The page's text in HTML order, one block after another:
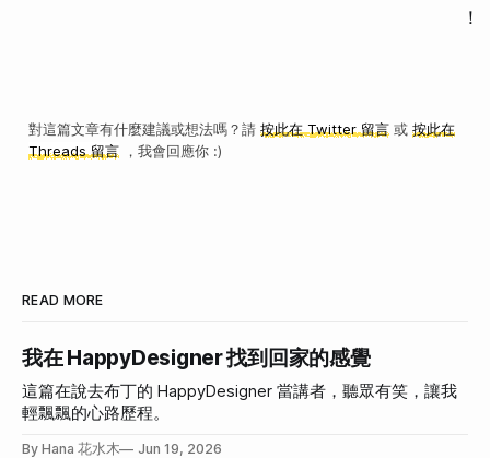
！
對這篇文章有什麼建議或想法嗎？請 按此在 Twitter 留言或 按此在
Threads 留言，我會回應你 :)
READ MORE
我在 HappyDesigner 找到回家的感覺
這篇在說去布丁的 HappyDesigner 當講者，聽眾有笑，讓我
輕飄飄的心路歷程。
By Hana 花水木 Jun 19, 2026